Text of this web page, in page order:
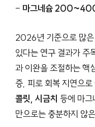
– 마그네슘
2026년 기준으로 많
있다는 연구 결과가 주
과 이완을 조절하는 핵
증, 피로 회복 지연으로
콜릿, 시금치 등에 마
만으로는 충분하지 않